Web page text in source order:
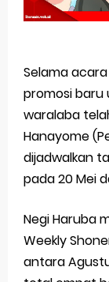
Selama
promosi baru
waralaba
Hanayome
dijadwalkan
pada 20 Mei
Negi Haruba
Weekly
antara